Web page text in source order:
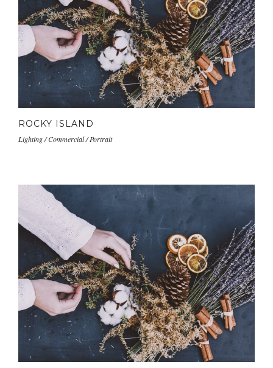
ROCKY ISLAND
Lighting / Commercial / Portrait